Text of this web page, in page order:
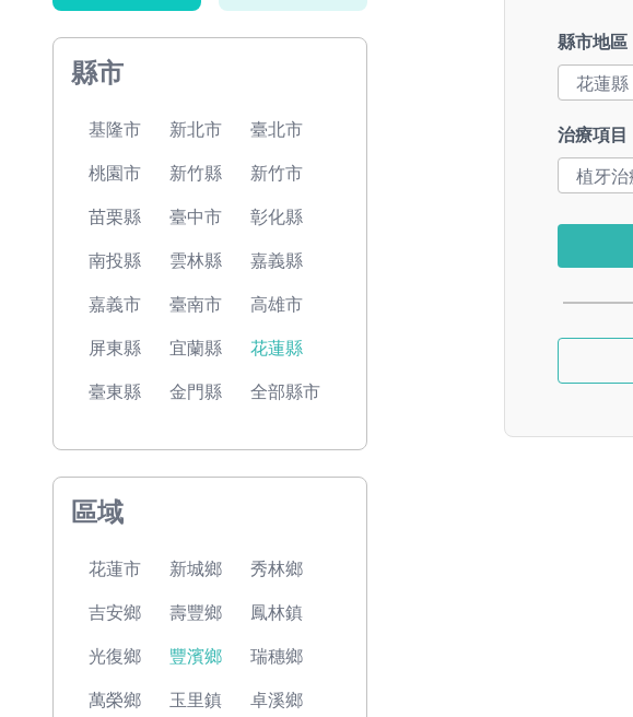
縣市
基隆市 新北市 臺北市
桃園市 新竹縣 新竹市
苗栗縣 臺中市 彰化縣
南投縣 雲林縣 嘉義縣
嘉義市 臺南市 高雄市
屏東縣 宜蘭縣 花蓮縣
臺東縣 金門縣 全部縣市
區域
花蓮市 新城鄉 秀林鄉
吉安鄉 壽豐鄉 鳳林鎮
光復鄉 豐濱鄉 瑞穗鄉
萬榮鄉 玉里鎮 卓溪鄉
縣市地區
治療項目